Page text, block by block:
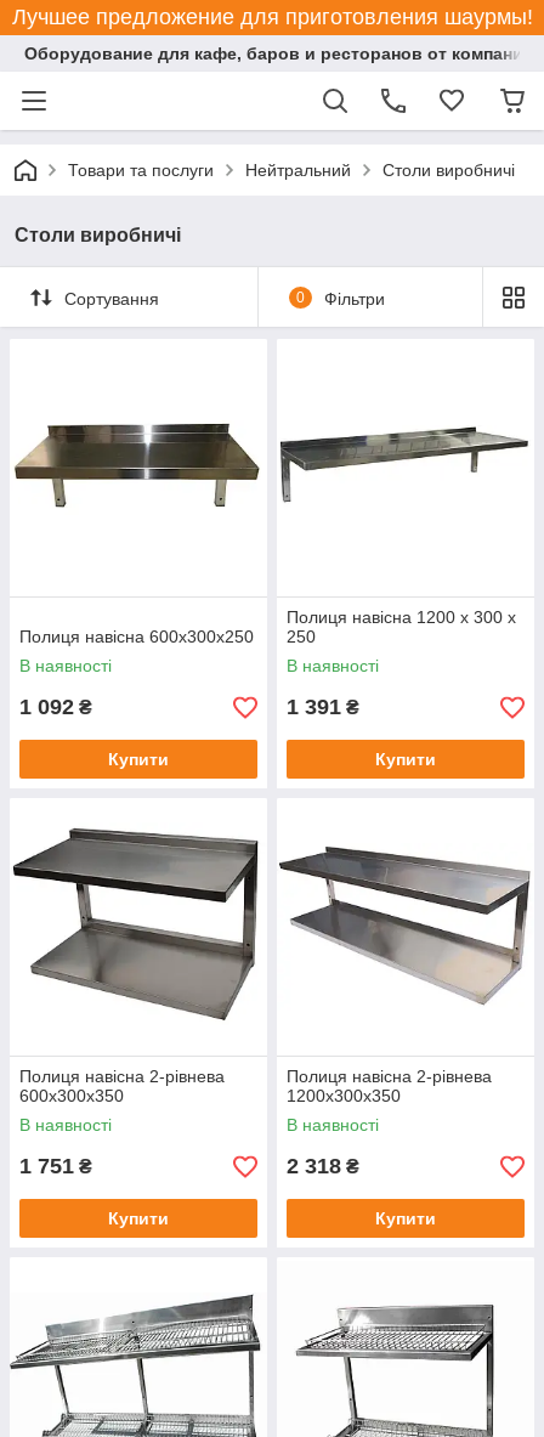
Лучшее предложение для приготовления шаурмы!
Оборудование для кафе, баров и ресторанов от компании
Товари та послуги Нейтральний Столи виробничі
Столи виробничі
Сортування 0 Фільтри
Полиця навісна 600х300х250
В наявності
1 092 ₴
Купити
Полиця навісна 1200 х 300 х
250
В наявності
1 391 ₴
Купити
Полиця навісна 2-рівнева
600х300х350
В наявності
1 751 ₴
Купити
Полиця навісна 2-рівнева
1200х300х350
В наявності
2 318 ₴
Купити